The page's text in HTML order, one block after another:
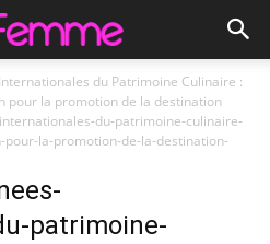
du Patrimoine Culinaire :
pour la promotion de la destination
du-patrimoine-culinaire-
la-promotion-de-la-destination-
patrimoine-